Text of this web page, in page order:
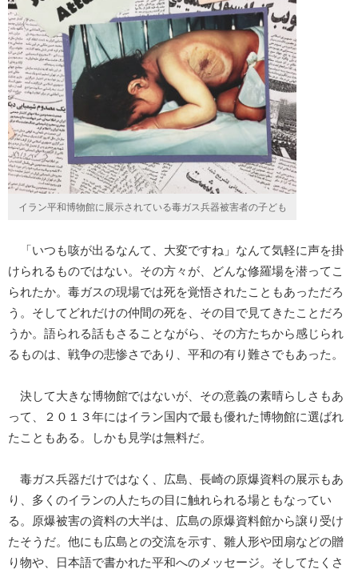
イラン平和博物館に展示されている毒ガス兵器被害者の子ども
「いつも咳が出るなんて、大変ですね」なんて気軽に声を掛
けられるものではない。その方々が、どんな修羅場を潜ってこ
られたか。毒ガスの現場では死を覚悟されたこともあっただろ
う。そしてどれだけの仲間の死を、その目で見てきたことだろ
うか。語られる話もさることながら、その方たちから感じられ
るものは、戦争の悲惨さであり、平和の有り難さでもあった。
決して大きな博物館ではないが、その意義の素晴らしさもあ
って、２０１３年にはイラン国内で最も優れた博物館に選ばれ
たこともある。しかも見学は無料だ。
毒ガス兵器だけではなく、広島、長崎の原爆資料の展示もあ
り、多くのイランの人たちの目に触れられる場ともなってい
る。原爆被害の資料の大半は、広島の原爆資料館から譲り受け
たそうだ。他にも広島との交流を示す、雛人形や団扇などの贈
り物や、日本語で書かれた平和へのメッセージ。そしてたくさ